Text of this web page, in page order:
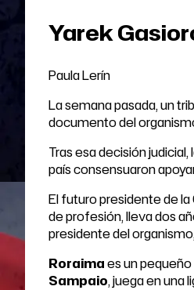
Yarek
Paula Lerín
La semana pasada, un
documento del
Tras esa decisión judicial,
país consensuaron
El futuro presidente de la
de profesión, lleva dos
presidente del
Roraimaes un
Sampaio, juega en una